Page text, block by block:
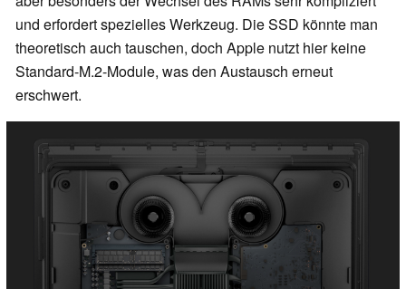
und erfordert spezielles Werkzeug. Die SSD könnte man
theoretisch auch tauschen, doch Apple nutzt hier keine
Standard-M.2-Module, was den Austausch erneut
erschwert.